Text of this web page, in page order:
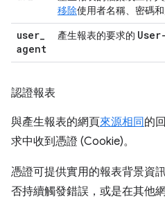
移除使用者名稱、密碼和
user
agent
產生報表的要求的
認證報表
與產生報表的網頁來源相同的
求中收到憑證 (Cookie)。
憑證可提供實用的報表背景資
否持續觸發錯誤，或是在其他